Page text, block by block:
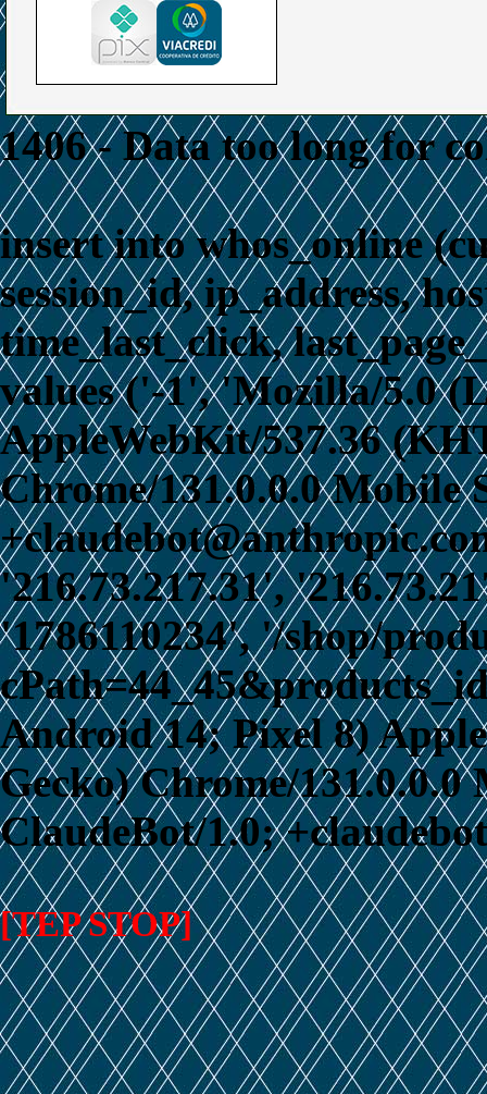
1406 - Data too long for
insert into whos_online
session_id, ip_address,
time_last_click,
values ('-1', 'Mozilla/5.0
AppleWebKit/537.36
Chrome/131.0.0.0 Mobile
'216.73.217.31',
'1786110234', '/shop/
Android 14; Pixel 8)
Gecko) Chrome/
ClaudeBot/1.0;
[TEP STOP]